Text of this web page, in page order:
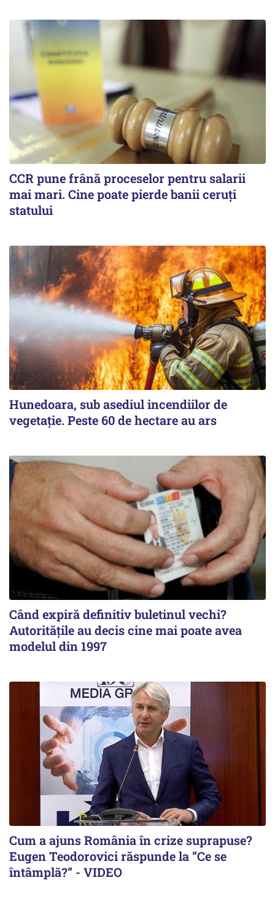
CCR pune frână proceselor pentru salarii
mai mari. Cine poate pierde banii ceruți
statului
Hunedoara, sub asediul incendiilor de
vegetație. Peste 60 de hectare au ars
Când expiră definitiv buletinul vechi?
Autoritățile au decis cine mai poate avea
modelul din 1997
Cum a ajuns România în crize suprapuse?
Eugen Teodorovici răspunde la ”Ce se
întâmplă?” - VIDEO